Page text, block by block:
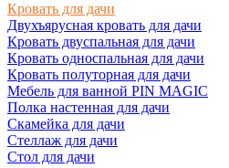
Кровать для дачи
Двухъярусная кровать для дачи
Кровать двуспальная для дачи
Кровать односпальная для дачи
Кровать полуторная для дачи
Мебель для ванной PIN MAGIC
Полка настенная для дачи
Скамейка для дачи
Стеллаж для дачи
Стол для дачи